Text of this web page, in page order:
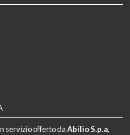
servizio offerto daAbilio S.p.a,